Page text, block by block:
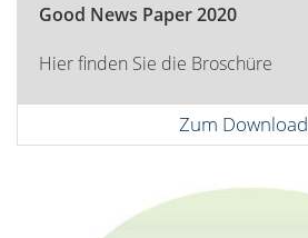
Good News Paper 2020
Hier finden Sie die Broschüre
Zum Download